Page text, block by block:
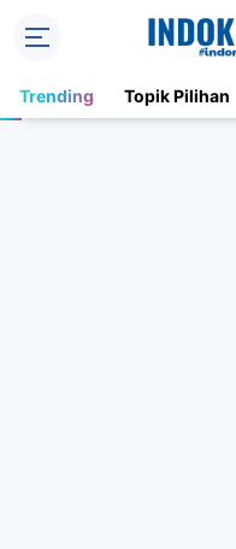
Trending Topik Pilihan